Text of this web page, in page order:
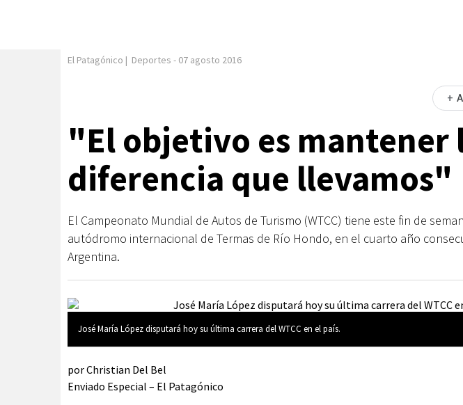
El Patagónico | Deportes - 07 agosto 2016
+
"El objetivo es mantener
diferencia que llevamos"
El Campeonato Mundial de Autos de Turismo (WTCC) tiene este fin de
autódromo internacional de Termas de Río Hondo, en el cuarto año
Argentina.
José María López disputará hoy su última carrera del WTCC en el país.
por Christian Del Bel
Enviado Especial – El Patagónico